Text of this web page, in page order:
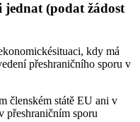
jednat (podat žádost
kdy má
přeshraničního sporu v
členském státě EU ani v
přeshraničním sporu